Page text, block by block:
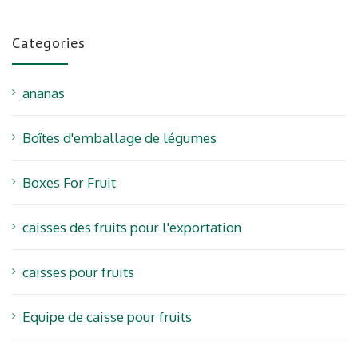
Categories
ananas
Boîtes d'emballage de légumes
Boxes For Fruit
caisses des fruits pour l'exportation
caisses pour fruits
Equipe de caisse pour fruits